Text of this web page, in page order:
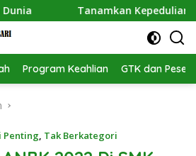
Tanamkan Kepedulian
Program Keahlian GTK dan
Penting, Tak Berkategori